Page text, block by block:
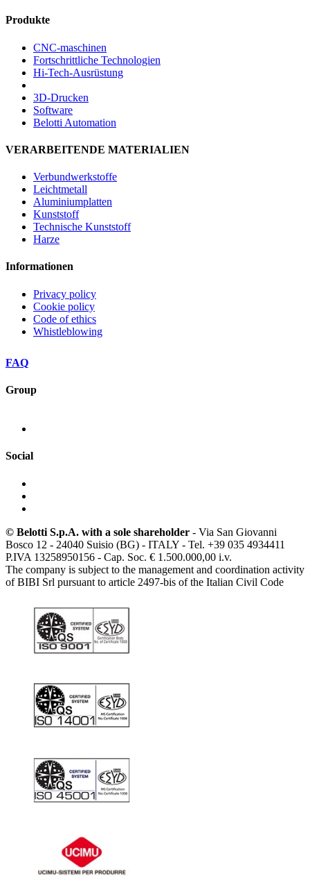
Produkte
CNC-maschinen
Fortschrittliche Technologien
Hi-Tech-Ausrüstung
3D-Drucken
Software
Belotti Automation
VERARBEITENDE MATERIALIEN
Verbundwerkstoffe
Leichtmetall
Aluminiumplatten
Kunststoff
Technische Kunststoff
Harze
Informationen
Privacy policy
Cookie policy
Code of ethics
Whistleblowing
FAQ
Group
Social
© Belotti S.p.A. with a sole shareholder - Via San Giovanni
Bosco 12 - 24040 Suisio (BG) - ITALY - Tel. +39 035 4934411
P.IVA 13258950156 - Cap. Soc. € 1.500.000,00 i.v.
The company is subject to the management and coordination activity
of BIBI Srl pursuant to article 2497-bis of the Italian Civil Code